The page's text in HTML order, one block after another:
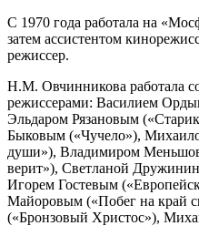
С 1970 года работала на
затем ассистентом
режиссер.
Н.М. Овчинникова работала
режиссерами: Василием
Эльдаром Рязановым
Быковым («Чучело»),
души»), Владимиром
верит»), Светланой
Игорем Гостевым
Майоровым («Побег на край
(«Бронзовый Христос»),